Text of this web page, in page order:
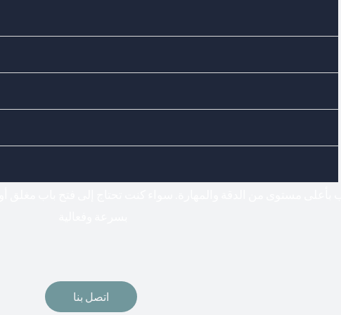
Doors Locks - اختيارك المناسب لفتح وتركيب جميع أنواع الأقفال
بأعلى مستوى من الدقة والمهارة. سواء كنت تحتاج إلى فتح باب مغلق
اتصل بنا